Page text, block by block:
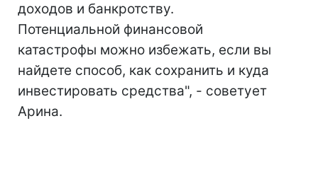
доходов и банкротству.
Потенциальной финансовой
катастрофы можно избежать, если вы
найдете способ, как сохранить и куда
инвестировать средства", - советует
Арина.